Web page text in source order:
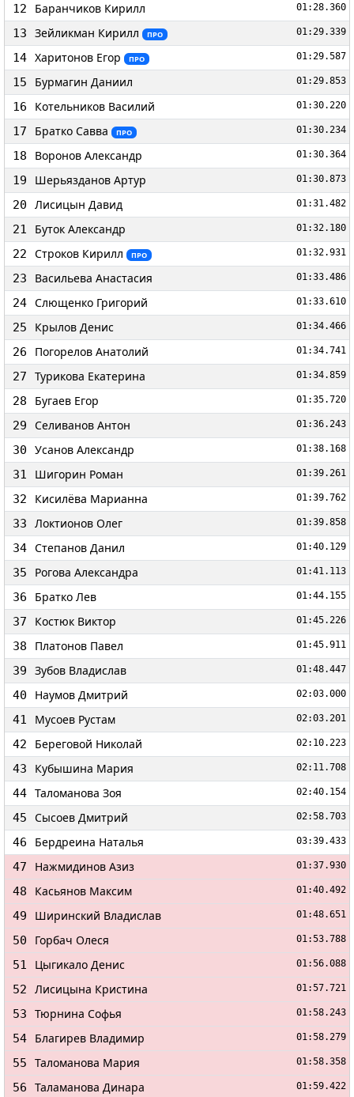
12 Баранчиков Кирилл 01:28.360
13 Зейликман Кирилл ПРО 01:29.339
14 Харитонов Егор ПРО 01:29.587
15 Бурмагин Даниил 01:29.853
16 Котельников Василий 01:30.220
17 Братко Савва ПРО 01:30.234
18 Воронов Александр 01:30.364
19 Шерьязданов Артур 01:30.873
20 Лисицын Давид 01:31.482
21 Буток Александр 01:32.180
22 Строков Кирилл ПРО 01:32.931
23 Васильева Анастасия 01:33.486
24 Слющенко Григорий 01:33.610
25 Крылов Денис 01:34.466
26 Погорелов Анатолий 01:34.741
27 Турикова Екатерина 01:34.859
28 Бугаев Егор 01:35.720
29 Селиванов Антон 01:36.243
30 Усанов Александр 01:38.168
31 Шигорин Роман 01:39.261
32 Кисилёва Марианна 01:39.762
33 Локтионов Олег 01:39.858
34 Степанов Данил 01:40.129
35 Рогова Александра 01:41.113
36 Братко Лев 01:44.155
37 Костюк Виктор 01:45.226
38 Платонов Павел 01:45.911
39 Зубов Владислав 01:48.447
40 Наумов Дмитрий 02:03.000
41 Мусоев Рустам 02:03.201
42 Береговой Николай 02:10.223
43 Кубышина Мария 02:11.708
44 Таломанова Зоя 02:40.154
45 Сысоев Дмитрий 02:58.703
46 Бердреина Наталья 03:39.433
47 Нажмидинов Азиз 01:37.930
48 Касьянов Максим 01:40.492
49 Ширинский Владислав 01:48.651
50 Горбач Олеся 01:53.788
51 Цыгикало Денис 01:56.088
52 Лисицына Кристина 01:57.721
53 Тюрнина Софья 01:58.243
54 Благирев Владимир 01:58.279
55 Таломанова Мария 01:58.358
56 Таламанова Динара 01:59.422